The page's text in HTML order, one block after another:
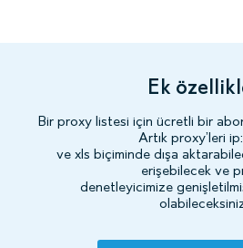
Ek
Bir proxy listesi için ücretli bir
Artık proxy’leri
ve xls biçiminde dışa
erişebilecek ve
denetleyicimize